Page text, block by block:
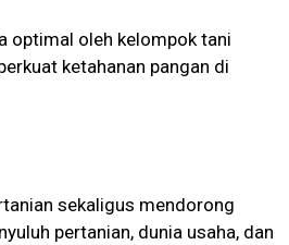
optimal oleh kelompok tani
ketahanan pangan di
sekaligus mendorong
pertanian, dunia usaha, dan